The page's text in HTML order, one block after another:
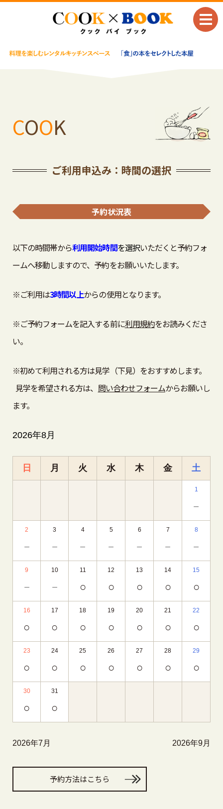
COOK
ご利用申込み：時間の選択
予約状況表
以下の時間帯から利用開始時間を選択いただくと予約フォ
ームへ移動しますので、予約をお願いいたします。
※ご利用は3時間以上からの使用となります。
※ご予約フォームを記入する前に利用規約をお読みくださ
い。
※初めて利用される方は見学（下見）をおすすめします。
見学を希望される方は、 問い合わせフォームからお願いし
ます。
2026年8月
日 月 火 水 木 金 土
1
－
2
－
3
－
4
－
5
－
6
－
7
－
8
－
9
－
10
－
11
○
12
○
13
○
14
○
15
○
16
○
17
○
18
○
19
○
20
○
21
○
22
○
23
○
24
○
25
○
26
○
27
○
28
○
29
○
30
○
31
○
2026年7月 2026年9月
予約方法はこちら